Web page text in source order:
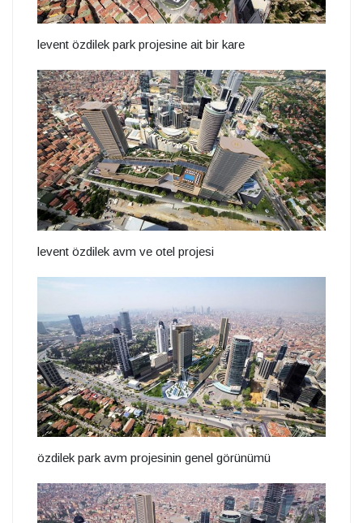
levent özdilek park projesine ait bir kare
levent özdilek avm ve otel projesi
özdilek park avm projesinin genel görünümü